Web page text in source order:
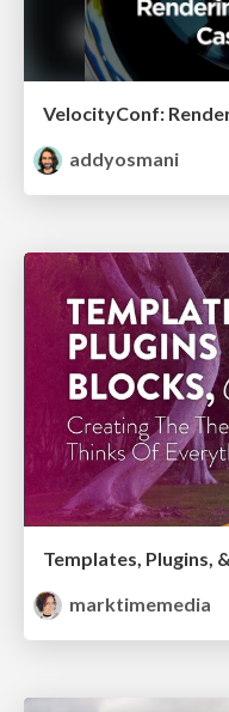
addyosmani
marktimemedia